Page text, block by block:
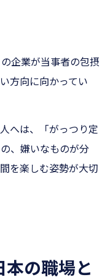
企業が当事者の包摂
方向に向かってい
へは、「がっつり定
、嫌いなものが分
を楽しむ姿勢が大切
の職場と